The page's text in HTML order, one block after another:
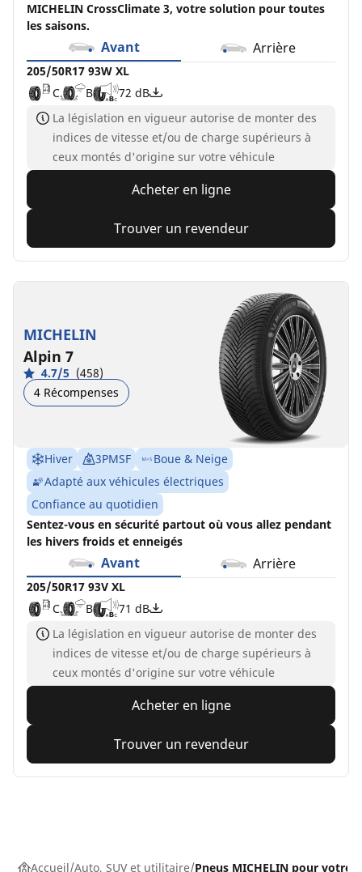
MICHELIN CrossClimate 3, votre solution pour toutes
les saisons.
Avant Arrière
205/50R17 93W XL
C
B 72 dB
La législation en vigueur autorise de monter des
indices de vitesse et/ou de charge supérieurs à
ceux montés d'origine sur votre véhicule
Acheter en ligne
Trouver un revendeur
MICHELIN
Alpin 7
4.7/5 (458)
4 Récompenses
Hiver 3PMSF
Boue & Neige
Adapté aux véhicules électriques
Confiance au quotidien
Sentez-vous en sécurité partout où vous allez pendant
les hivers froids et enneigés
Avant Arrière
205/50R17 93V XL
C
B 71 dB
La législation en vigueur autorise de monter des
indices de vitesse et/ou de charge supérieurs à
ceux montés d'origine sur votre véhicule
Acheter en ligne
Trouver un revendeur
Accueil Auto, SUV et utilitaire Pneus MICHELIN pour votre